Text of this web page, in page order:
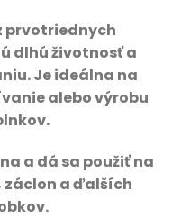
prvotriednych
dlhú životnosť a
Je ideálna na
alebo výrobu
a dá sa použiť na
záclon a ďalších